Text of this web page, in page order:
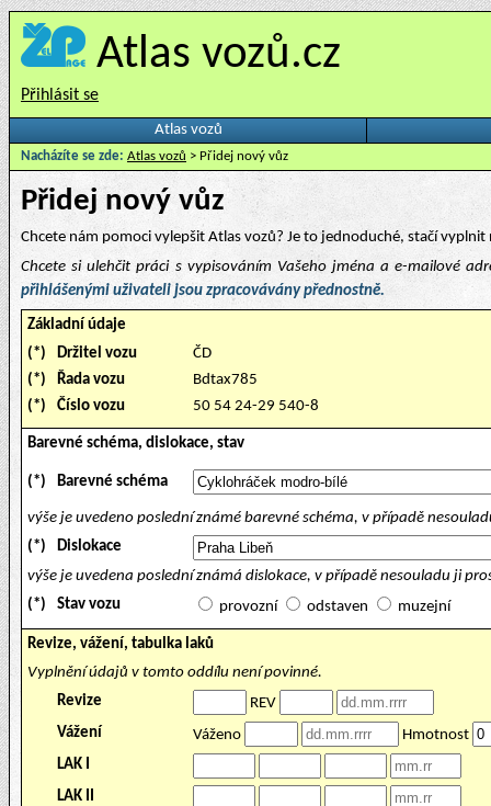
Atlas vozů.cz
Přihlásit se
Atlas vozů
Nacházíte se zde: Atlas vozů > Přidej nový vůz
Přidej nový vůz
Chcete nám pomoci vylepšit Atlas vozů? Je to jednoduché, stačí
Chcete si ulehčit práci s vypisováním Vašeho jména a e-mailové
přihlášenými uživateli jsou zpracovávány přednostně.
Základní údaje
(*)
Držitel vozu
ČD
(*)
Řada vozu
Bdtax785
(*)
Číslo vozu 50 54 24-29 540-8
Barevné schéma, dislokace, stav
(*) Barevné schéma
výše je uvedeno poslední známé barevné schéma, v případě
(*)
Dislokace
výše je uvedena poslední známá dislokace, v případě nesouladu ji
(*)
Stav vozu provozní odstaven muzejní
Revize, vážení, tabulka laků
Vyplnění údajů v tomto oddílu není povinné.
Revize
REV
Vážení
Váženo
Hmotnost
LAK I
LAK II